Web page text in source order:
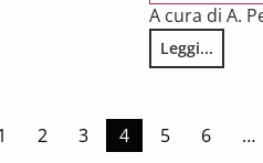
A cura di A.
Leggi...
Analisi e
2 3 4 5 6 …